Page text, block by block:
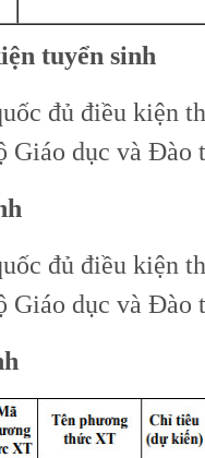
tuyển sinh
đủ điều kiện
Giáo dục và Đào
đủ điều kiện
Giáo dục và Đào